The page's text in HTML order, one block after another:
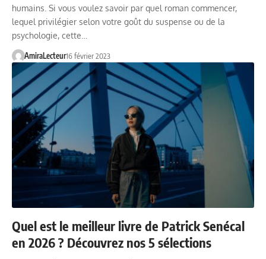
humains. Si vous voulez savoir par quel roman commencer,
lequel privilégier selon votre goût du suspense ou de la
psychologie, cette…
AmiraLecteur16 février 2023
Quel est le meilleur livre de Patrick Senécal
en 2026 ? Découvrez nos 5 sélections